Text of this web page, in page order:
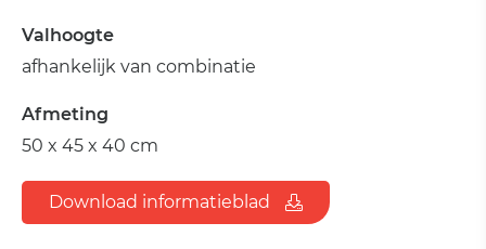
Valhoogte
afhankelijk van combinatie
Afmeting
50 x 45 x 40 cm
Download informatieblad